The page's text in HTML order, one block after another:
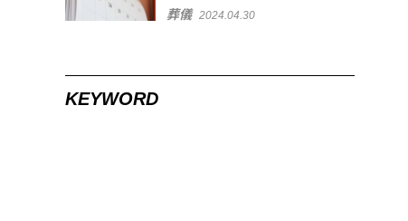
囲を解説！
葬儀 2024.04.30
KEYWORD